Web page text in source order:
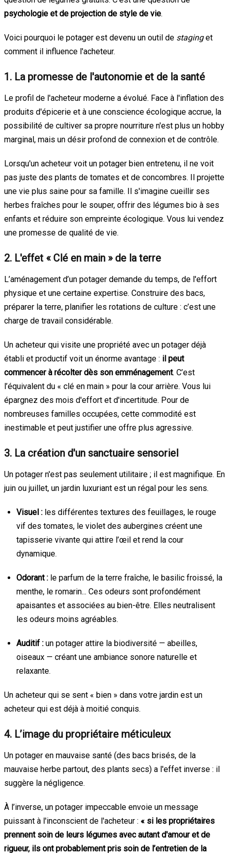
psychologie et de projection de style de vie.
Voici pourquoi le potager est devenu un outil de staginget
comment il influence l'acheteur.
1. La promesse de l'autonomie et de la santé
Le profil de l'acheteur moderne a évolué. Face à l'inflation des
produits d'épicerie et à une conscience écologique accrue, la
possibilité de cultiver sa propre nourriture n'est plus un hobby
marginal, mais un désir profond de connexion et de contrôle.
Lorsqu'un acheteur voit un potager bien entretenu, il ne voit
pas juste des plants de tomates et de concombres. Il projette
une vie plus saine pour sa famille. Il s'imagine cueillir ses
herbes fraîches pour le souper, offrir des légumes bio à ses
enfants et réduire son empreinte écologique. Vous lui vendez
une promesse de qualité de vie.
2. L'effet « Clé en main » de la terre
L’aménagement d’un potager demande du temps, de l'effort
physique et une certaine expertise. Construire des bacs,
préparer la terre, planifier les rotations de culture : c’est une
charge de travail considérable.
Un acheteur qui visite une propriété avec un potager déjà
établi et productif voit un énorme avantage : il peut
commencer à récolter dès son emménagement. C’est
l’équivalent du « clé en main » pour la cour arrière. Vous lui
épargnez des mois d'effort et d'incertitude. Pour de
nombreuses familles occupées, cette commodité est
inestimable et peut justifier une offre plus agressive.
3. La création d'un sanctuaire sensoriel
Un potager n'est pas seulement utilitaire ; il est magnifique. En
juin ou juillet, un jardin luxuriant est un régal pour les sens.
Visuel : les différentes textures des feuillages, le rouge
vif des tomates, le violet des aubergines créent une
tapisserie vivante qui attire l’œil et rend la cour
dynamique.
Odorant : le parfum de la terre fraîche, le basilic froissé, la
menthe, le romarin... Ces odeurs sont profondément
apaisantes et associées au bien-être. Elles neutralisent
les odeurs moins agréables.
Auditif : un potager attire la biodiversité — abeilles,
oiseaux — créant une ambiance sonore naturelle et
relaxante.
Un acheteur qui se sent « bien » dans votre jardin est un
acheteur qui est déjà à moitié conquis.
4. L’image du propriétaire méticuleux
Un potager en mauvaise santé (des bacs brisés, de la
mauvaise herbe partout, des plants secs) a l'effet inverse : il
suggère la négligence.
À l’inverse, un potager impeccable envoie un message
puissant à l'inconscient de l'acheteur : « si les propriétaires
prennent soin de leurs légumes avec autant d'amour et de
rigueur, ils ont probablement pris soin de l’entretien de la